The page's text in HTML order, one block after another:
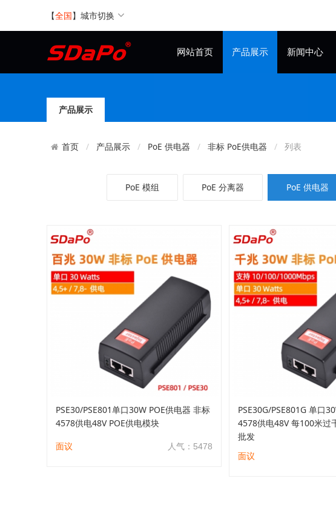
【全国】 城市切换
网站首页 产品展示 新闻中心
产品展示
首页 产品展示 PoE 供电器 非标 PoE供电器 列表
PoE 模组 PoE 分离器 PoE 供电器
PSE30/PSE801单口30W POE供电器 非标
4578供电48V POE供电模块
人气：5478
面议
PSE30G/PSE801G 单口
4578供电48V 每100米过
批发
面议